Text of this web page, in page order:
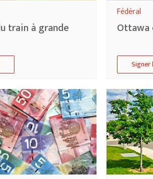
train à grande
Fédéral
Ottawa